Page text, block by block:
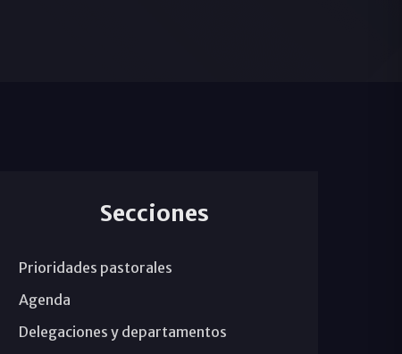
Secciones
Prioridades pastorales
Agenda
Delegaciones y departamentos